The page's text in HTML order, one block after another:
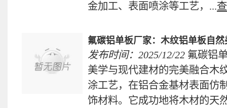
金加工、表面喷涂等工艺，...
氟碳铝单板厂家：木纹铝单板自
发布时间：2025/12/22 氟碳铝
美学与现代建材的完美融合木
涂工艺，在铝合金基材表面仿
饰材料。它成功地将木材的天